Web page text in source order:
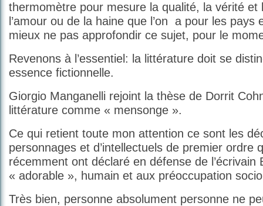
thermomètre pour mesure la qualité, la vérité et
l’amour ou de la haine que l’on a pour les pays
mieux ne pas approfondir ce sujet, pour le
Revenons à l’essentiel: la littérature doit se
essence fictionnelle.
Giorgio Manganelli rejoint la thèse de Dorrit
littérature comme « mensonge ».
Ce qui retient toute mon attention ce sont les
personnages et d’intellectuels de premier ordre
récemment ont déclaré en défense de l’écrivain
« adorable », humain et aux préoccupation
Très bien, personne absolument personne ne